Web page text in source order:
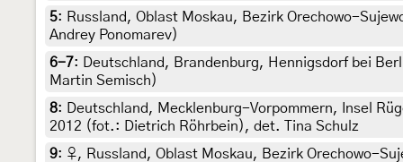
5: Russland, Oblast Moskau, Bezirk Orechowo-
Andrey Ponomarev)
6-7:
Deutschland, Brandenburg, Hennigsdorf bei
Martin Semisch)
8:
Deutschland, Mecklenburg-Vorpommern, Insel
2012 (fot.: Dietrich Röhrbein), det. Tina Schulz
9: ♀, Russland, Oblast Moskau, Bezirk Orechowo-